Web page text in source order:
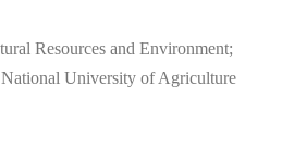
Resources and Environment;
University of Agriculture